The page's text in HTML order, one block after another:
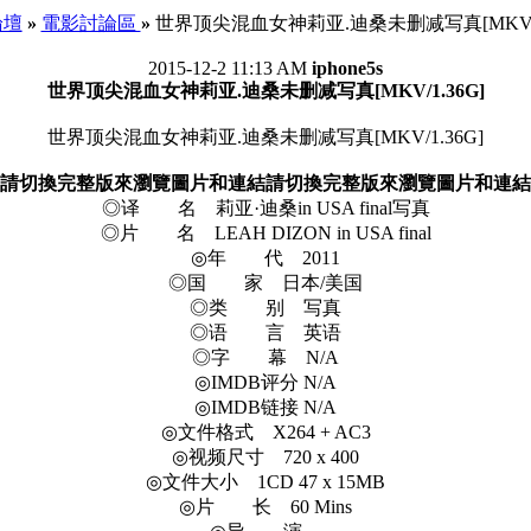
壇 » 電影討論區 » 世界顶尖混血女神莉亚.迪桑未删减写真
2015-12-2 11:13 AM iphone5s
世界顶尖混血女神莉亚.迪桑未删减写真[MKV/1.36G]
世界顶尖混血女神莉亚.迪桑未删减写真[MKV/1.36G]
請切換完整版來瀏覽圖片和連結請切換完整版來瀏覽圖片和連結
◎译 名 莉亚·迪桑in USA final写真
◎片 名 LEAH DIZON in USA final
◎年 代 2011
◎国 家 日本/美国
◎类 别 写真
◎语 言 英语
◎字 幕 N/A
◎IMDB评分 N/A
◎IMDB链接 N/A
◎文件格式 X264 + AC3
◎视频尺寸 720 x 400
◎文件大小 1CD 47 x 15MB
◎片 长 60 Mins